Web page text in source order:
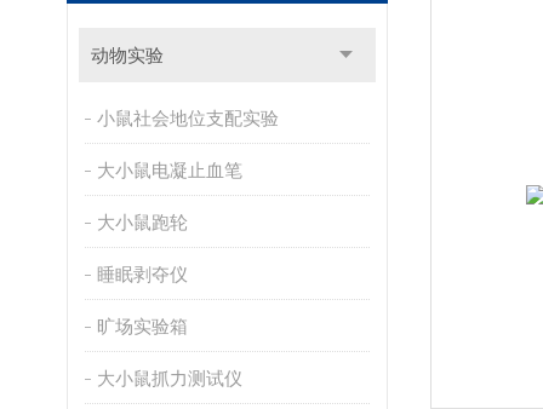
动物实验
小鼠社会地位支配实验
大小鼠电凝止血笔
大小鼠跑轮
睡眠剥夺仪
旷场实验箱
大小鼠抓力测试仪